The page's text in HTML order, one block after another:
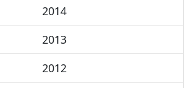
2014
2013
2012